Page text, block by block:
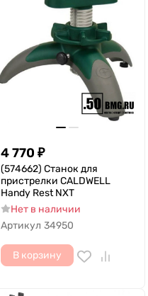
4 770 ₽
(574662) Станок для
пристрелки CALDWELL
Handy Rest NXT
Нет в наличии
Артикул 34950
В корзину